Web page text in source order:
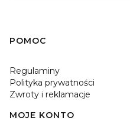
Linki w stopce
POMOC
Regulaminy
Polityka prywatności
Zwroty i reklamacje
MOJE KONTO